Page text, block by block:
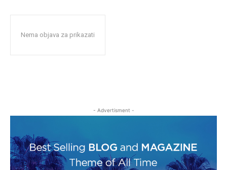
Nema objava za prikazati
- Advertisment -